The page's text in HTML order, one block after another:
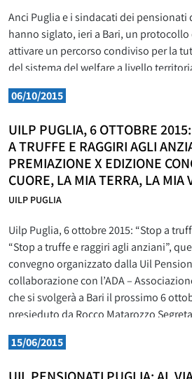
Anci Puglia e i sindacati dei pensionati
hanno siglato, ieri a Bari, un protocollo
attivare un percorso condiviso per la
del sistema del welfare a livello
sostegno alla popolazione anziana e
06/10/2015
UILP PUGLIA, 6 OTTOBRE
A TRUFFE E RAGGIRI AGLI
PREMIAZIONE X EDIZIONE
CUORE, LA MIA TERRA, LA MIA
UILP PUGLIA
Uilp Puglia, 6 ottobre 2015: “Stop a
“Stop a truffe e raggiri agli anziani”,
convegno organizzato dalla Uil
collaborazione con l’ADA –
che si svolgerà a Bari il prossimo 6
presieduto da Rocco Matarozzo
15/06/2015